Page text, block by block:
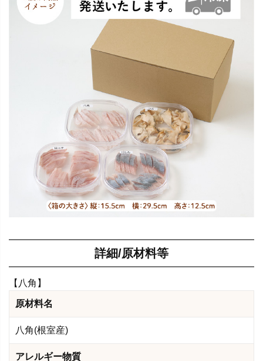
詳細/原材料等
【八角】
原材料名
八角(根室産)
アレルギー物質